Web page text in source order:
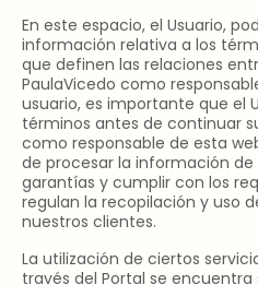
En este espacio, el Usuario,
información relativa a los
que definen las relaciones
PaulaVicedo como
usuario, es importante que el
términos antes de continuar
como responsable de esta
de procesar la información de
garantías y cumplir con los
regulan la recopilación y uso
nuestros clientes.
La utilización de ciertos
través del Portal se